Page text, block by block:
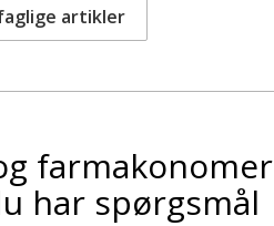
artikler
farmakonomer
har spørgsmål